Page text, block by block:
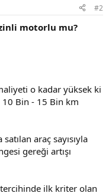
#2
motorlu mu?
o kadar yüksek ki
10 Bin - 15 Bin km
araç sayısıyla
gereği artışı
ilk kriter olan